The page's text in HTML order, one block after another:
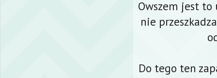
Owszem jest to
nie
Do tego ten